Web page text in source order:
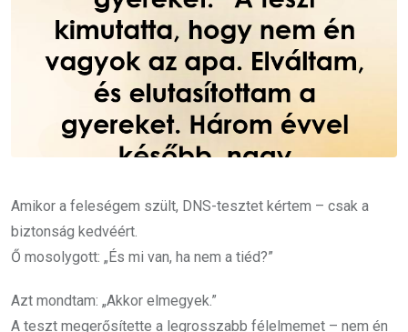
Amikor a feleségem szült, DNS-tesztet kértem – csak a
biztonság kedvéért.
Ő mosolygott: „És mi van, ha nem a tiéd?”
Azt mondtam: „Akkor elmegyek.”
A teszt megerősítette a legrosszabb félelmemet – nem én